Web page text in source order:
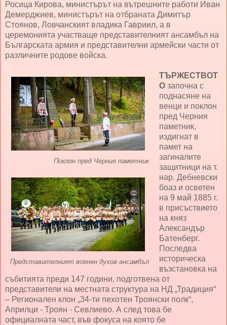
Росица Кирова, министърът на вътрешните работи Иван
Демерджиев, министърът на отбраната Димитър
Стоянов, Ловчанският владика Гавриил, а в
церемонията участваще представителният ансамбъл на
Българската армия и представителни армейски части от
различните родове войска.
Поклон пред Черния паметник
Представителният военен духов ансамбъл
ТЪРЖЕСТВОТ
Озапочна с
поднасяне на
венци и поклон
пред Черния
паметник,
издигнат в
памет на
загиналите
защитници на т.
нар. Дебневски
боаз и осветен
на 9 май 1885 г.
в присъствието
на княз
Александър
Батенберг.
Последва
историческа
възстановка на
събитията преди 147 години, подготвена от
представители на местната структура на НД „Традиция“
– Регионален клон „34-ти пехотен Троянски полк“,
Априлци - Троян - Севлиево. А след това бе
официалната част, във фокуса на която бе